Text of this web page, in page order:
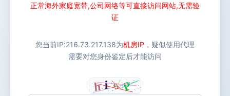
正常海外家庭宽带,公司网络等可直接访问网站,无需验
证
您当前IP:216.73.217.138为机房IP ，疑似使用代理
需要对您身份鉴定后才能访问